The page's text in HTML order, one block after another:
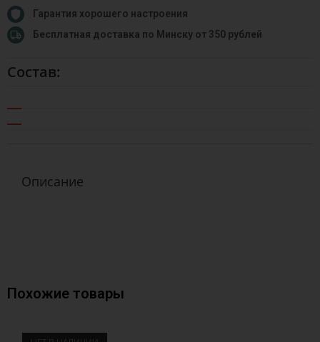
Гарантия хорошего настроения
Бесплатная доставка по Минску от 350 рублей
Состав:
Описание
Похожие товары